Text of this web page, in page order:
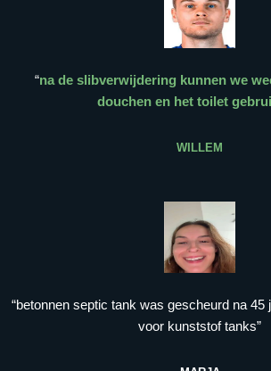
“na de slibverwijdering kunnen we
douchen en het toilet
WILLEM
“betonnen septic tank was gescheurd na 45
voor kunststof tanks”